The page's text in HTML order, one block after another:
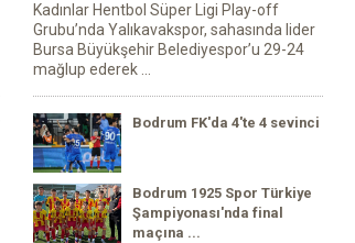
Kadınlar Hentbol Süper Ligi Play-off
Grubu’nda Yalıkavakspor, sahasında lider
Bursa Büyükşehir Belediyespor’u 29-24
mağlup ederek ...
Bodrum FK'da 4'te 4 sevinci
Bodrum 1925 Spor Türkiye
Şampiyonası'nda final
maçına ...